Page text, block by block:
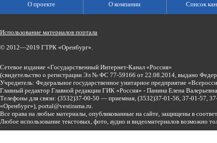
О проекте О компании Список
Использование материалов портала
© 2012—2019 ГТРК «Оренбург».
Сетевое издание «Государственный Интернет-Канал «Россия»
(свидетельство о регистрации Эл № ФС 77-59166 от 22.08.2014, выдано
Учредитель: Федеральное государственное унитарное предприятие
Главный редактор Главной редакции ГИК «Россия» - Панина Елена
Телефоны для связи: (3532)37-00-50 — приемная, (3532)37-01-56, 37-01-57,
«Оренбург»), portal@vestirama.ru.
Все права на любые материалы, опубликованные на сайте, защищены в
Любое использование текстовых, фото, аудио и видеоматериалов возможно